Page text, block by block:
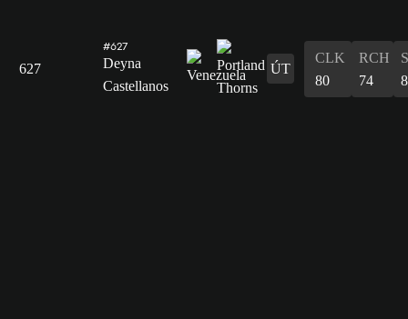
627
#627
Deyna
Castellanos
ÚT
CLK
80
RCH
74